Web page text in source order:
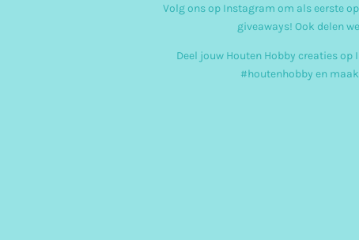
Volg ons op Instagram om als eerste
giveaways! Ook delen
Deel jouw Houten Hobby creaties
#houtenhobby en